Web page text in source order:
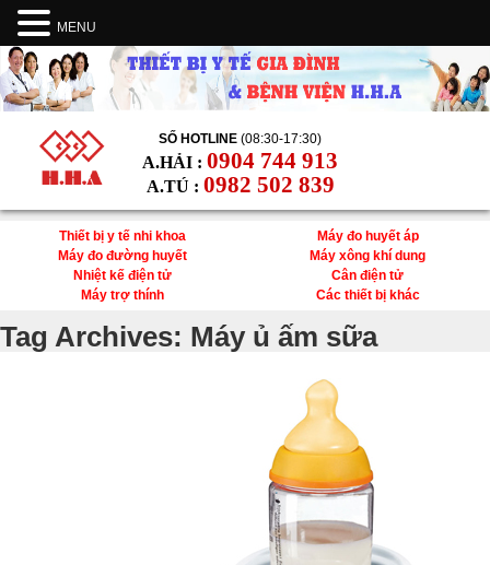
SỐ HOTLINE (08:30-17:30)
A.HẢI : 0904 744 913
A.TÚ : 0982 502 839
Thiết bị y tế nhi khoa
Máy đo huyết áp
Máy đo đường huyết
Máy xông khí dung
Nhiệt kế điện tử
Cân điện tử
Máy trợ thính
Các thiết bị khác
Tag Archives: Máy ủ ấm sữa
MENU